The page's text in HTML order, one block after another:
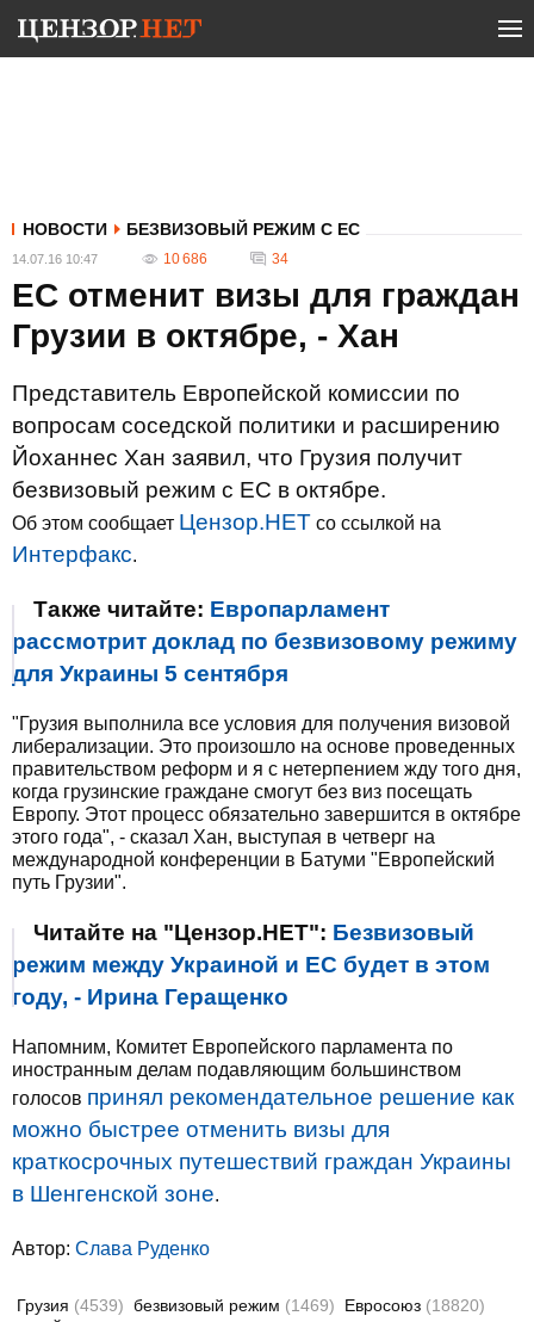
НОВОСТИ БЕЗВИЗОВЫЙ РЕЖИМ С ЕС
14.07.16 10:47 10 686 34
ЕС отменит визы для граждан
Грузии в октябре, - Хан
Представитель Европейской комиссии по
вопросам соседской политики и расширению
Йоханнес Хан заявил, что Грузия получит
безвизовый режим с ЕС в октябре.
Об этом сообщает Цензор.НЕТ со ссылкой на
Интерфакс.
Также читайте: Европарламент
рассмотрит доклад по безвизовому режиму
для Украины 5 сентября
"Грузия выполнила все условия для получения визовой
либерализации. Это произошло на основе проведенных
правительством реформ и я с нетерпением жду того дня,
когда грузинские граждане смогут без виз посещать
Европу. Этот процесс обязательно завершится в октябре
этого года", - сказал Хан, выступая в четверг на
международной конференции в Батуми "Европейский
путь Грузии".
Читайте на "Цензор.НЕТ": Безвизовый
режим между Украиной и ЕС будет в этом
году, - Ирина Геращенко
Напомним, Комитет Европейского парламента по
иностранным делам подавляющим большинством
голосов принял рекомендательное решение как
можно быстрее отменить визы для
краткосрочных путешествий граждан Украины
в Шенгенской зоне.
Автор: Слава Руденко
Грузия (4539) безвизовый режим (1469) Евросоюз (18820)